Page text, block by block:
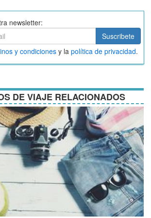
newsletter:
Suscribete
y condiciones y la política de privacidad.
DE VIAJE RELACIONADOS